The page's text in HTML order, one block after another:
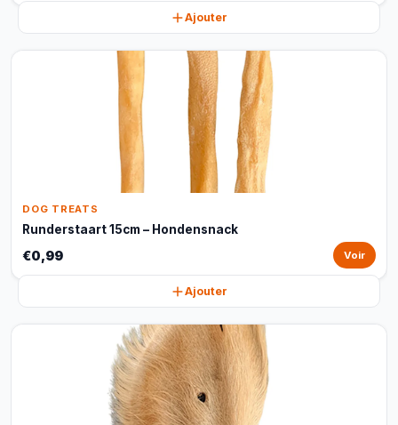
Ajouter
DOG TREATS
Runderstaart 15cm – Hondensnack
€0,99 Voir
Ajouter